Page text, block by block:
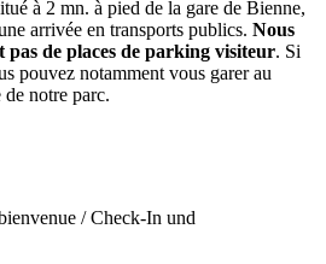
à 2 mn. à pied de la gare de Bienne,
arrivée en transports publics. Nous
pas de places de parking visiteur. Si
pouvez notamment vous garer au
notre parc.
/ Check-In und